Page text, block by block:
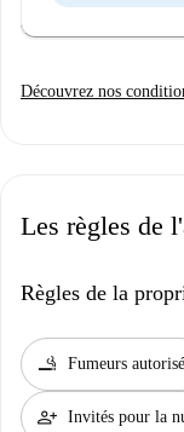
Découvrez nos
Les règles de
Règles de la
smoking_rooms Fumeurs
person_add Invités pour la